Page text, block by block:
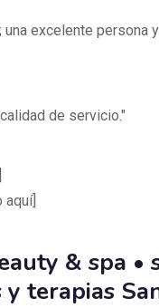
una excelente persona
de servicio."
aquí]
& spa •
terapias